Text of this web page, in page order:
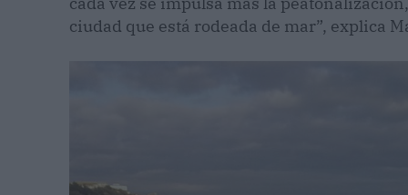
ciudad que está rodeada de mar”, explica